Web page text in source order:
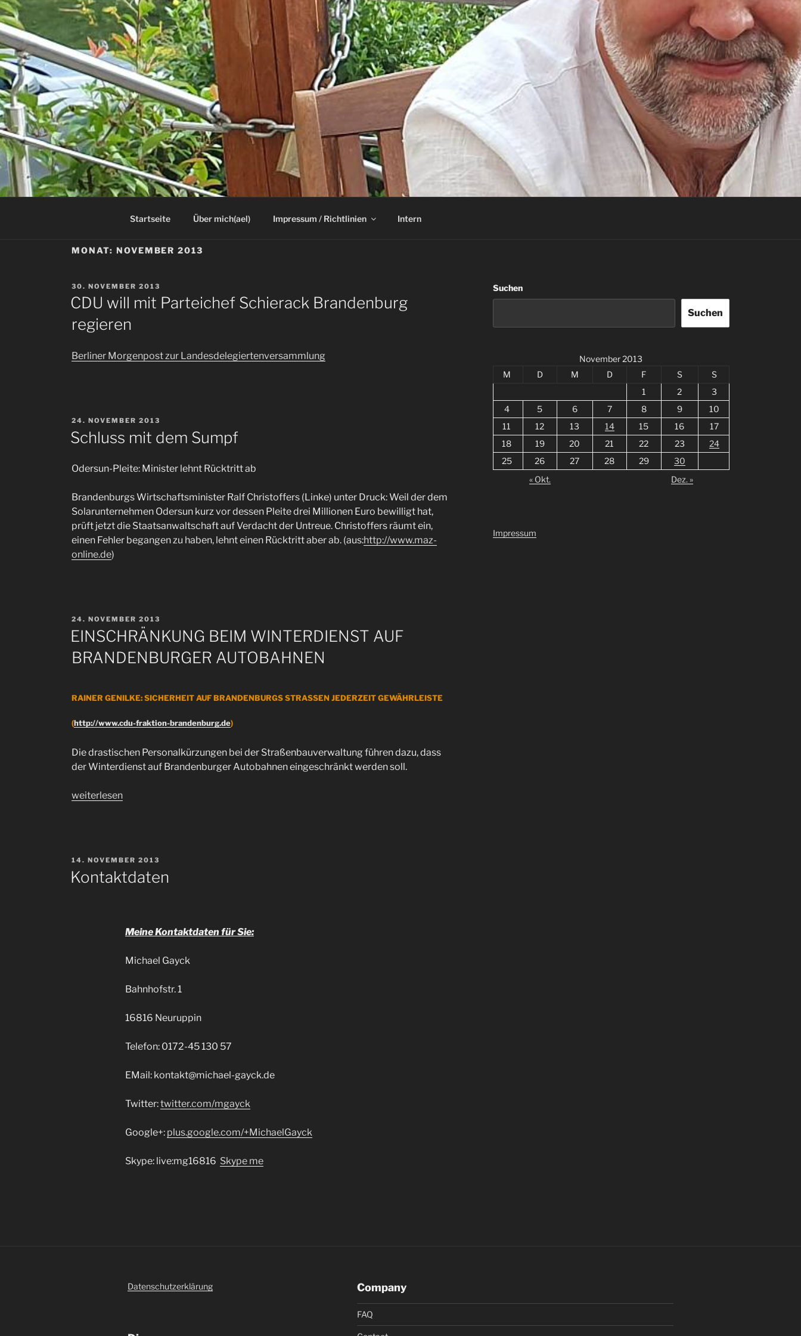
Startseite Über mich(ael) Impressum / Richtlinien Intern
MONAT: NOVEMBER 2013
VERÖFFENTLICHT
AM
30. NOVEMBER 2013
CDU will mit Parteichef Schierack Brandenburg
regieren
Berliner Morgenpost zur Landesdelegiertenversammlung
VERÖFFENTLICHT
24. NOVEMBER 2013
Schluss mit dem Sumpf
Odersun-Pleite: Minister lehnt Rücktritt ab
Brandenburgs Wirtschaftsminister Ralf Christoffers (Linke) unter Druck: Weil der dem
Solarunternehmen Odersun kurz vor dessen Pleite drei Millionen Euro bewilligt hat,
prüft jetzt die Staatsanwaltschaft auf Verdacht der Untreue. Christoffers räumt ein,
einen Fehler begangen zu haben, lehnt einen Rücktritt aber ab. (aus:http://www.maz-
online.de)
VERÖFFENTLICHT
AM
24. NOVEMBER 2013
EINSCHRÄNKUNG BEIM WINTERDIENST AUF
BRANDENBURGER AUTOBAHNEN
RAINER GENILKE: SICHERHEIT AUF BRANDENBURGS STRASSEN JEDERZEIT GEWÄHRLEISTE
(http://www.cdu-fraktion-brandenburg.de)
Die dras­ti­schen Per­so­nal­kür­zun­gen bei der Stra­ßen­bau­ver­wal­tung füh­ren dazu, dass
der Win­ter­dienst auf Bran­den­bur­ger Au­to­bah­nen ein­ge­schränkt wer­den soll.
„EINSCHRÄNKUNG
AUTOBAHNEN“
weiterlesen
VERÖFFENTLICHT
14. NOVEMBER 2013
Kontaktdaten
Meine Kontaktdaten für Sie:
Michael Gayck
Bahnhofstr. 1
16816 Neuruppin
Telefon: 0172-45 130 57
EMail: kontakt@michael-gayck.de
Twitter:twitter.com/mgayck
Google+: plus.google.com/+MichaelGayck
Skype: live:mg16816 Skype me
Suchen
Suchen
November 2013
M
D M D F S
S
1
2
3
4
5 6 7 8 9
10
11
12 13 14 15 16
17
18
19 20 21 22 23
24
25
26 27 28 29
30
« Okt.
Dez. »
Impressum
Datenschutzerklärung Company
FAQ